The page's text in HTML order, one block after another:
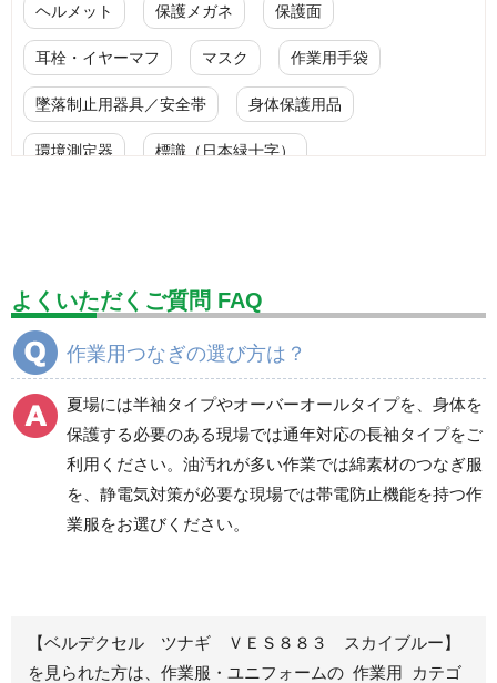
ヘルメット 保護メガネ 保護面
耳栓・イヤーマフ マスク 作業用手袋
墜落制止用器具／安全帯 身体保護用品
環境測定器 標識（日本緑十字）
設備用品・作業補助用品 工事作業用品
分煙対策機器
電気保守用品 ワイパー クリーンルーム対策用品
防災グッズ（防災セット） 救急医療品
健康管理器具 季節商品 ウイルス対策用品
商品カテゴリ一覧
秋冬長袖
春夏半袖
秋冬長袖
春夏半袖
よくいただくご質問 FAQ
作業用つなぎの選び方は？
夏場には半袖タイプやオーバーオールタイプを、身体を
保護する必要のある現場では通年対応の長袖タイプをご
利用ください。油汚れが多い作業では綿素材のつなぎ服
を、静電気対策が必要な現場では帯電防止機能を持つ作
業服をお選びください。
【ベルデクセル ツナギ ＶＥＳ８８３ スカイブルー】
を見られた方は、作業服・ユニフォームの 作業用 カテゴ